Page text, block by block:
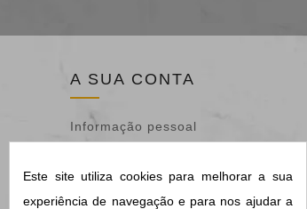
A SUA CONTA
Informação pessoal
mercadoria
Este site utiliza cookies para melhorar a sua
experiência de navegação e para nos ajudar a